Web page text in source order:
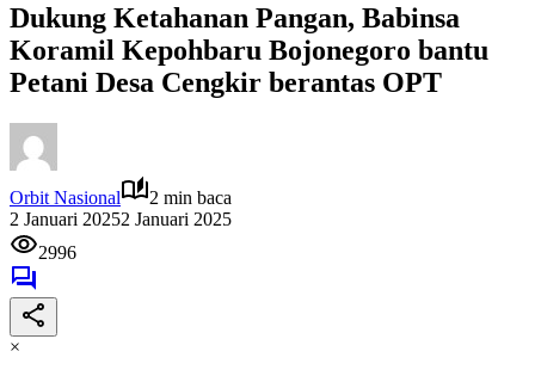
Dukung Ketahanan Pangan, Babinsa
Koramil Kepohbaru Bojonegoro bantu
Petani Desa Cengkir berantas OPT
Orbit Nasional
2 min baca
2 Januari 20252 Januari 2025
2996
×